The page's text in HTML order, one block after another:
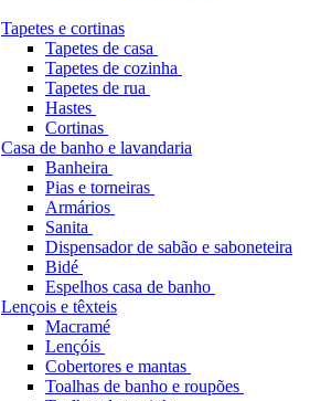
Tapetes e cortinas
Tapetes de casa
Tapetes de cozinha
Tapetes de rua
Hastes
Cortinas
Casa de banho e lavandaria
Banheira
Pias e torneiras
Armários
Sanita
Dispensador de sabão e saboneteira
Bidé
Espelhos casa de banho
Lençois e têxteis
Macramé
Lençóis
Cobertores e mantas
Toalhas de banho e roupões